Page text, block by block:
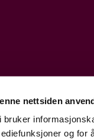
nettsiden
bruker
og for